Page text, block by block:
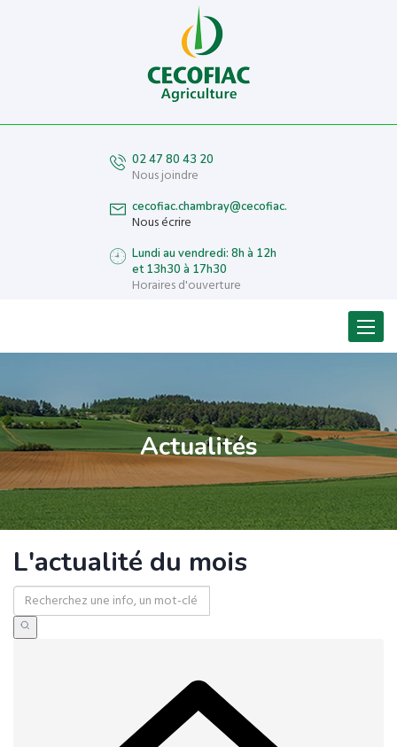
02 47 80 43 20
Nous joindre
cecofiac.chambray@cecofiac.fr
Nous écrire
Lundi au vendredi: 8h à 12h
et 13h30 à 17h30
Horaires d'ouverture
Menu
Actualités
L'actualité du mois